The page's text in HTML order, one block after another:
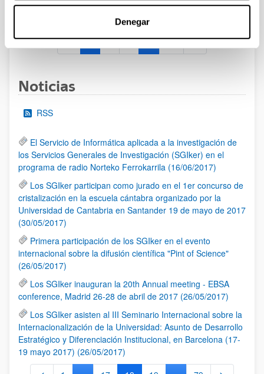
Denegar
al 30/07/2026 (ambos incluídos)
Página
1 Página
2 Página
3 ...Páginas intermedias Use TAB
Página
95
Noticias
RSS
El Servicio de Informática aplicada a la investigación de
los Servicios Generales de Investigación (SGIker) en el
programa de radio Norteko Ferrokarrila (16/06/2017)
Los SGIker participan como jurado en el 1er concurso de
cristalización en la escuela cántabra organizado por la
Universidad de Cantabria en Santander 19 de mayo de 2017
(30/05/2017)
Primera participación de los SGIker en el evento
internacional sobre la difusión científica "Pint of Science"
(26/05/2017)
Los SGIker inauguran la 20th Annual meeting - EBSA
conference, Madrid 26-28 de abril de 2017 (26/05/2017)
Los SGIker asisten al III Seminario Internacional sobre la
Internacionalización de la Universidad: Asunto de Desarrollo
Estratégico y Diferenciación Institucional, en Barcelona (17-
19 mayo 2017) (26/05/2017)